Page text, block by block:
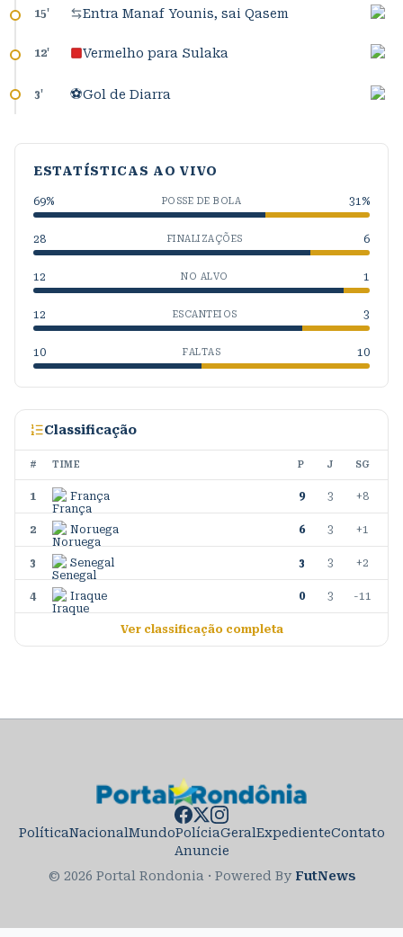
15' Entra Manaf Younis, sai Qasem
12' Vermelho para Sulaka
3' ⚽Gol de Diarra
ESTATÍSTICAS AO VIVO
69% POSSE DE BOLA 31%
28 FINALIZAÇÕES 6
12 NO ALVO 1
12 ESCANTEIOS 3
10 FALTAS 10
Classificação
# TIME P J SG
1 França 9 3 +8
2 Noruega 6 3 +1
3 Senegal 3 3 +2
4 Iraque 0 3 -11
Ver classificação completa
PolíticaNacionalMundoPolíciaGeralExpedienteContato
Anuncie
© 2026 Portal Rondonia · Powered By FutNews